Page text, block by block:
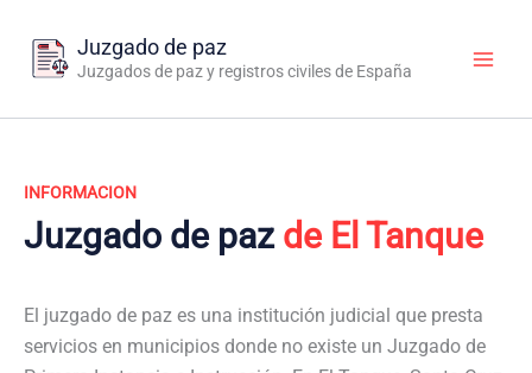
contenido
Juzgado de paz
Juzgados de paz y registros civiles de España
INFORMACION
Juzgado de paz de El Tanque
El juzgado de paz es una institución judicial que presta
servicios en municipios donde no existe un Juzgado de